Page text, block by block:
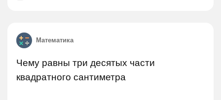
Математика
Чему равны три десятых части
квадратного сантиметра